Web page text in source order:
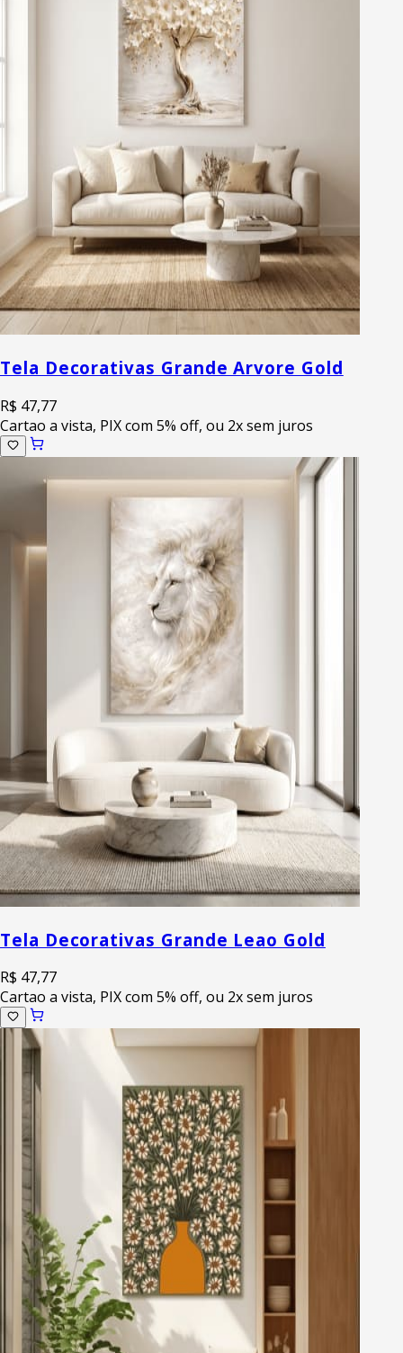
Tela Decorativas Grande Arvore Gold
R$ 47,77
Cartao a vista, PIX com 5% off, ou 2x sem juros
Tela Decorativas Grande Leao Gold
R$ 47,77
Cartao a vista, PIX com 5% off, ou 2x sem juros